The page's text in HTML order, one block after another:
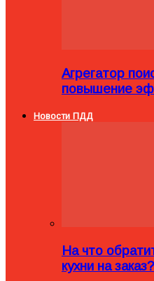
Агрегатор
повышение
Новости ПДД
На что
кухни на заказ?